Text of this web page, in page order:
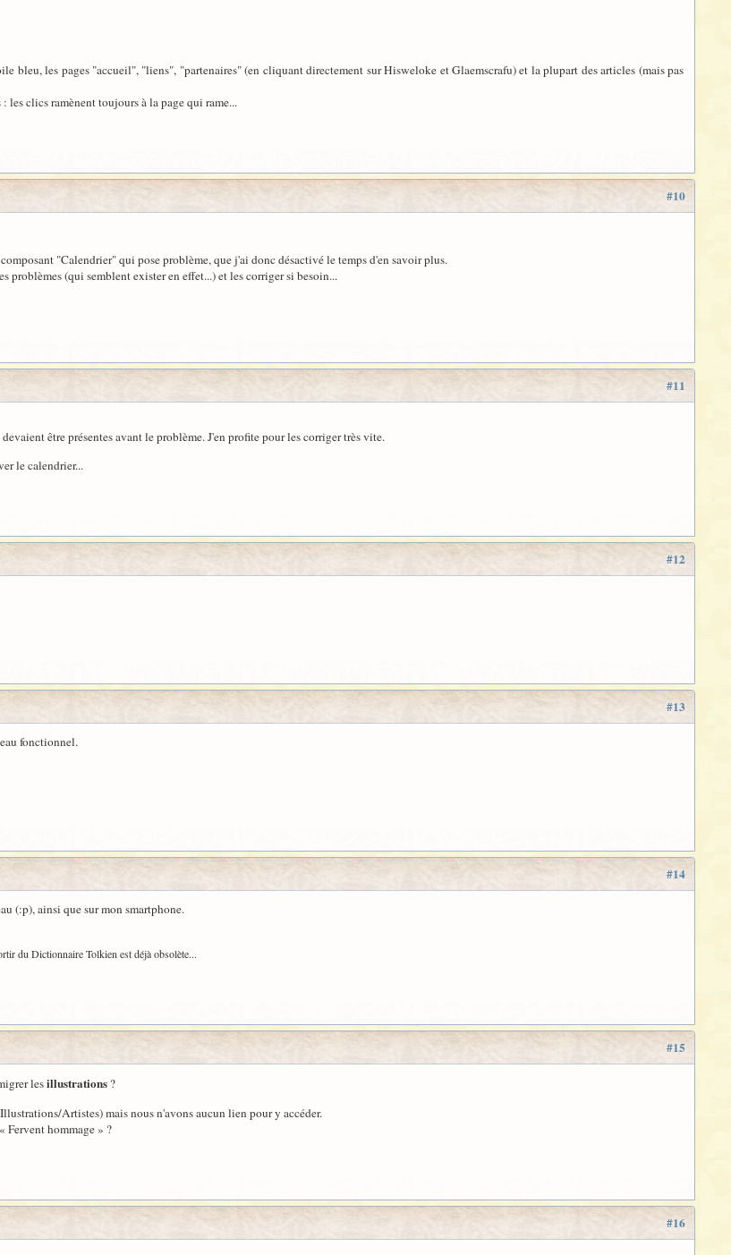
bleu, les pages "accueil", "liens", "partenaires" (en cliquant directement sur Hisweloke et Glaemscrafu) et la plupart des articles (mais pas
les clics ramènent toujours à la page qui rame...
#10
"Calendrier" qui pose problème, que j'ai donc désactivé le temps d'en savoir plus.
problèmes (qui semblent exister en effet...) et les corriger si besoin...
#11
être présentes avant le problème. J'en profite pour les corriger très vite.
le calendrier...
#12
#13
fonctionnel.
#14
(:p), ainsi que sur mon smartphone.
du Dictionnaire Tolkien est déjà obsolète...
#15
lesillustrations ?
Artistes) mais nous n'avons aucun lien pour y accéder.
Fervent hommage » ?
#16